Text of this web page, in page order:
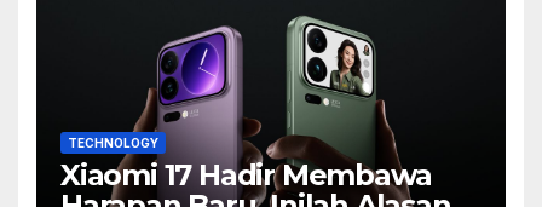
TECHNOLOGY
Xiaomi 17 Hadir Membawa